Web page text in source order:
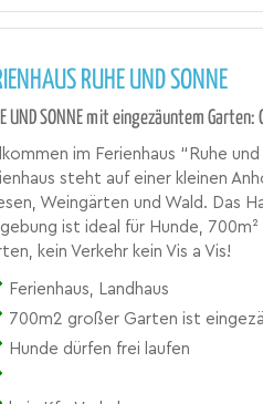
RUHE UND SONNE
UND SONNE mit eingezäuntem
im Ferienhaus “Ruhe
steht auf einer kleinen
Weingärten und Wald. Das
ist ideal für Hunde,
kein Verkehr kein Vis a Vis!
Ferienhaus, Landhaus
700m2 großer Garten ist
Hunde dürfen frei laufen